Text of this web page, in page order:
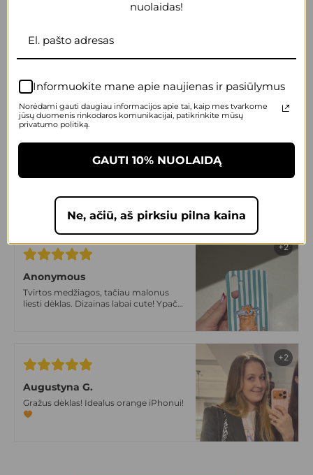
Anonymous
laikyti rankose. Dizainas irgi super!
Tikrai vienas geriausių sprendimų
gera kokybė, tvirtas.
Anonymous
Tvirtos medžiagos, tačiau malonus
liesti dėklas. Dizainas labai cute! Ypač
+2
Augustyna G.
Gražus dėklas! Idealus orange iPhonui!
+2
nuolaidas!
Informuokite mane apie naujienas ir pasiūlymus
Norėdami gauti daugiau informacijos apie tai, kaip mes tvarkome
jūsų duomenis rinkodaros komunikacijai, patikrinkite mūsų
privatumo politiką.
GAUTI 10% NUOLAIDĄ
Ne, ačiū, aš pirksiu pilna kaina